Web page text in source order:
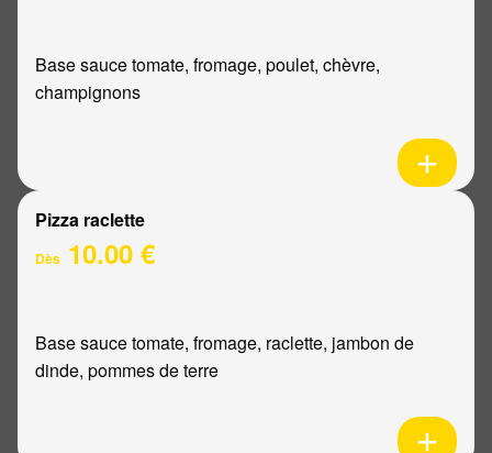
Base sauce tomate, fromage, poulet, chèvre,
champignons
Pizza raclette
Dès 10.00 €
Base sauce tomate, fromage, raclette, jambon de
dinde, pommes de terre